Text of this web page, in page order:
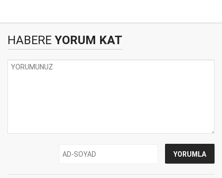
HABERE YORUM KAT